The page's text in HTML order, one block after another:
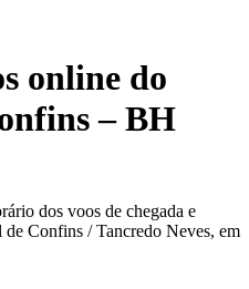
online do
– BH
dos voos de chegada e
Confins / Tancredo Neves, em